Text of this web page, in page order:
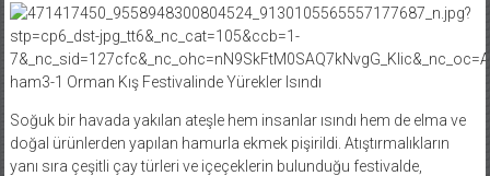
Soğuk bir havada yakılan ateşle hem insanlar ısındı hem de elma ve
doğal ürünlerden yapılan hamurla ekmek pişirildi. Atıştırmalıkların
yanı sıra çeşitli çay türleri ve içeçeklerin bulunduğu festivalde,